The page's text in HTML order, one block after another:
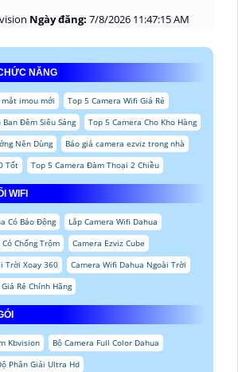
Ngày đăng: 7/8/2026 11:47:15 AM
NĂNG
mắt imou mới
Top 5 Camera Wifi Giá Rẻ
Đêm Siêu Sáng
Top 5 Camera Cho Kho Hàng
Nên Dùng
Báo giá camera ezviz trong nhà
Tốt
Top 5 Camera Đàm Thoại 2 Chiều
WIFI
Có Báo Động
Lắp Camera Wifi Dahua
Chống Trộm
Camera Ezviz Cube
Trời Xoay 360
Camera Wifi Dahua Ngoài Trời
Rẻ Chính Hãng
Kbvision
Bộ Camera Full Color Dahua
Phân Giải Ultra Hd